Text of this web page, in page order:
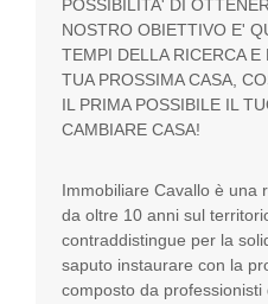
POSSIBILITA' DI
NOSTRO OBIETTIVO E'
TEMPI DELLA RICERCA
TUA PROSSIMA CASA,
IL PRIMA POSSIBILE IL
CAMBIARE CASA!
Immobiliare Cavallo è una
da oltre 10 anni sul
contraddistingue per la
saputo instaurare con la
composto da